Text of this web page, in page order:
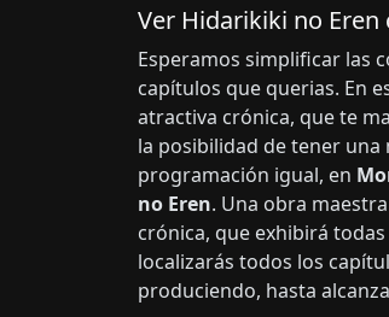
Ver Hidarikiki no Eren
Esperamos simplificar las
capítulos que querias. En
atractiva crónica, que te
la posibilidad de tener una
programación igual, en
no Eren. Una obra
crónica, que exhibirá
localizarás todos los
produciendo, hasta